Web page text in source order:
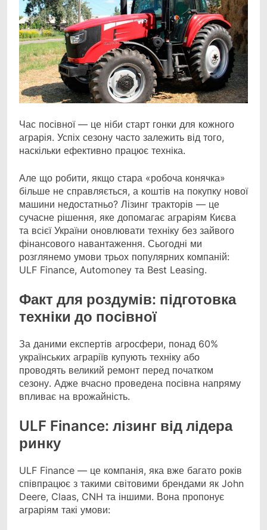
Час посівної — це ніби старт гонки для кожного
аграрія. Успіх сезону часто залежить від того,
наскільки ефективно працює техніка.
Але що робити, якщо стара «робоча конячка»
більше не справляється, а коштів на покупку нової
машини недостатньо? Лізинг тракторів — це
сучасне рішення, яке допомагає аграріям Києва
та всієї України оновлювати техніку без зайвого
фінансового навантаження. Сьогодні ми
розглянемо умови трьох популярних компаній:
ULF Finance, Automoney та Best Leasing.
Факт для роздумів: підготовка
техніки до посівної
За даними експертів агросфери, понад 60%
українських аграріїв купують техніку або
проводять великий ремонт перед початком
сезону. Адже вчасно проведена посівна напряму
впливає на врожайність.
ULF Finance: лізинг від лідера
ринку
ULF Finance — це компанія, яка вже багато років
співпрацює з такими світовими брендами як John
Deere, Claas, CNH та іншими. Вона пропонує
аграріям такі умови: